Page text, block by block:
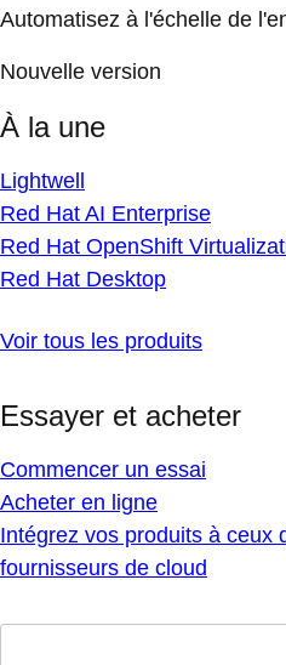
Automatisez à l'échelle de
Nouvelle version
À la une
Lightwell
Red Hat AI Enterprise
Red Hat OpenShift
Red Hat Desktop
Voir tous les produits
Essayer et acheter
Commencer un essai
Acheter en ligne
Intégrez vos produits à ceux
fournisseurs de cloud